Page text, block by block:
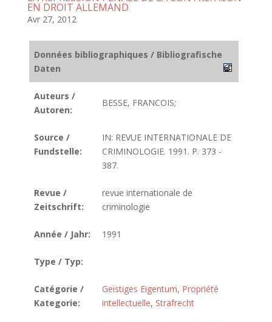
EN DROIT ALLEMAND
Avr 27, 2012
Données bibliographiques / Bibliografische
Daten
Auteurs /
Autoren:
BESSE, FRANCOIS;
Source /
Fundstelle:
IN: REVUE INTERNATIONALE DE
CRIMINOLOGIE. 1991. P. 373 -
387.
Revue /
Zeitschrift:
revue internationale de
criminologie
Année / Jahr: 1991
Type / Typ:
Catégorie /
Kategorie:
Geistiges Eigentum, Propriété
intellectuelle, Strafrecht